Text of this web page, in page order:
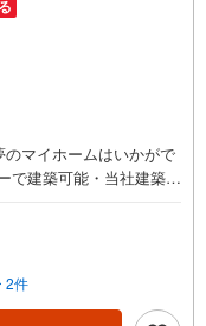
マイホームはいかがで
で建築可能・当社建築士
安心◇キッズスペース
いるので、必要の際は
いて◇現在借入れがあ
ない、住宅ローンが組
方。当社には住宅ロー
2件